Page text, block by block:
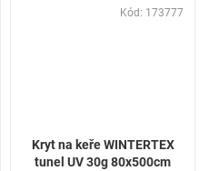
Kryt na keře WINTERTEX
tunel UV 30g 80x500cm
Kód: 173777